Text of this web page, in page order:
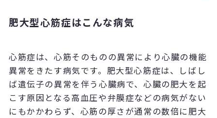
肥大型心筋症はこんな病気
心筋症は、心筋そのものの異常により心臓の機能
異常をきたす病気です。肥大型心筋症は、しばし
ば遺伝子の異常を伴う心臓病で、心臓の肥大を起
こす原因となる高血圧や弁膜症などの病気がない
にもかかわらず、心筋の厚さが通常の数倍に肥大